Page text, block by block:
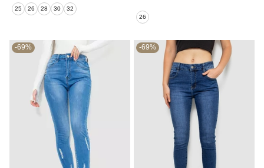
25 26 28 30 32
26
-69% -69%